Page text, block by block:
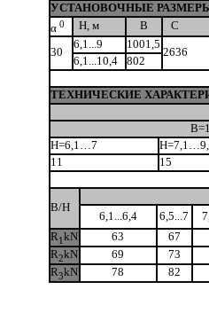
УСТАНОВОЧНЫЕ РАЗМЕРЫ
α 0 Н, м В C
30
6,1...9 1001,5
2636
6,1...10,4
802
ТЕХНИЧЕСКИЕ
H=6,1…7
11
15
B/H
6,1...6,4
6,5...7
R1kN 63 67
R2kN 69 73
R3kN 78 82